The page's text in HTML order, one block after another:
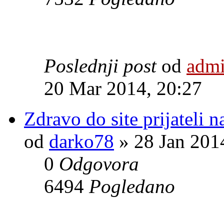
Poslednji post od
20 Mar 2014, 20:27
Zdravo do site prijateli
od darko78 » 28 Jan
0 Odgovora
6494 Pogledano